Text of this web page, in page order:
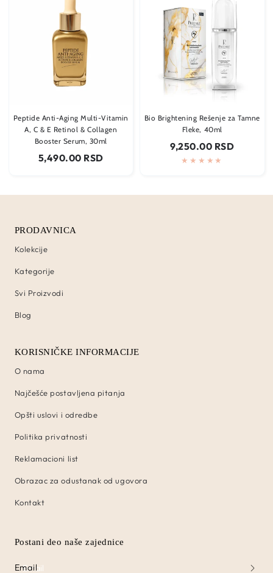
Peptide Anti-Aging Multi-Vitamin
A, C & E Retinol & Collagen
Booster Serum, 30ml
Regularna
cena
5,490.00 RSD
Bio Brightening Rešenje za Tamne
Fleke, 40ml
Regularna
cena
9,250.00 RSD
PRODAVNICA
Kolekcije
Kategorije
Svi Proizvodi
Blog
KORISNIČKE INFORMACIJE
O nama
Najčešće postavljena pitanja
Opšti uslovi i odredbe
Politika privatnosti
Reklamacioni list
Obrazac za odustanak od ugovora
Kontakt
Postani deo naše zajednice
Email